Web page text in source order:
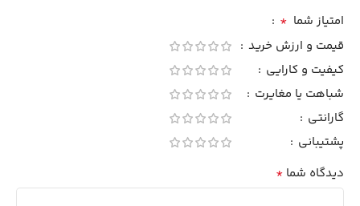
امتیاز شما *
قیمت و ارزش خرید
کیفیت و کارایی
شباهت یا مغایرت
گارانتی
پشتیبانی
دیدگاه شما *